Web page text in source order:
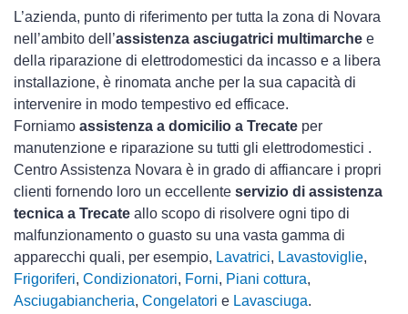
L’azienda, punto di riferimento per tutta la zona di Novara
nell’ambito dell’assistenza asciugatrici multimarche e
della riparazione di elettrodomestici da incasso e a libera
installazione, è rinomata anche per la sua capacità di
intervenire in modo tempestivo ed efficace.
Forniamo assistenza a domicilio a Trecate per
manutenzione e riparazione su tutti gli elettrodomestici .
Centro Assistenza Novara è in grado di affiancare i propri
clienti fornendo loro un eccellente servizio di assistenza
tecnica a Trecate allo scopo di risolvere ogni tipo di
malfunzionamento o guasto su una vasta gamma di
apparecchi quali, per esempio, Lavatrici, Lavastoviglie,
Frigoriferi, Condizionatori, Forni, Piani cottura,
Asciugabiancheria, Congelatori e Lavasciuga.